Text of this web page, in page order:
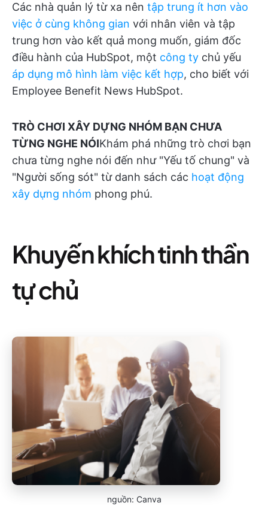
Các nhà quản lý từ xa nên tập trung ít hơn vào
việc ở cùng không gian với nhân viên và tập
trung hơn vào kết quả mong muốn, giám đốc
điều hành của HubSpot, một công ty chủ yếu
áp dụng mô hình làm việc kết hợp, cho biết với
Employee Benefit News HubSpot.
TRÒ CHƠI XÂY DỰNG NHÓM BẠN CHƯA
TỪNG NGHE NÓIKhám phá những trò chơi bạn
chưa từng nghe nói đến như "Yếu tố chung" và
"Người sống sót" từ danh sách các hoạt động
xây dựng nhóm phong phú.
Khuyến khích tinh thần
tự chủ
nguồn: Canva